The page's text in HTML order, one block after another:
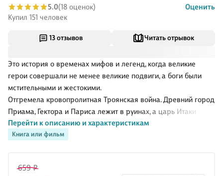
13 отзывов Читать отрывок
Книга или фильм
Это история о временах мифов и легенд, когда великие
герои совершали не менее великие подвиги, а боги были
мстительными и жестокими.
Отгремела кровопролитная Троянская война. Древний город
Приама, Гектора и Париса лежит в руинах, а царь Итаки
Одиссей вместе со своими воинами отправляется в
обратный путь. Оказавшись на острове, где живет циклоп
Разрушительный шторм, вызванный разгневанным
Перейти к описанию и характеристикам
5.0(18 оценок)
Оценить
Купил 151 человек
659 ₽